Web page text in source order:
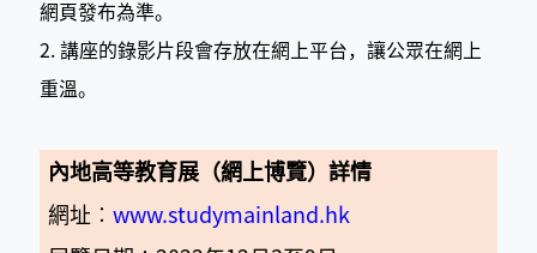
網頁發布為準。
2. 講座的錄影片段會存放在網上平台，讓公眾在網上
重溫。
內地高等教育展（網上博覽）詳情
網址︰ www.studymainland.hk